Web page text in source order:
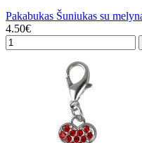
Pakabukas Šuniukas su
4.50€